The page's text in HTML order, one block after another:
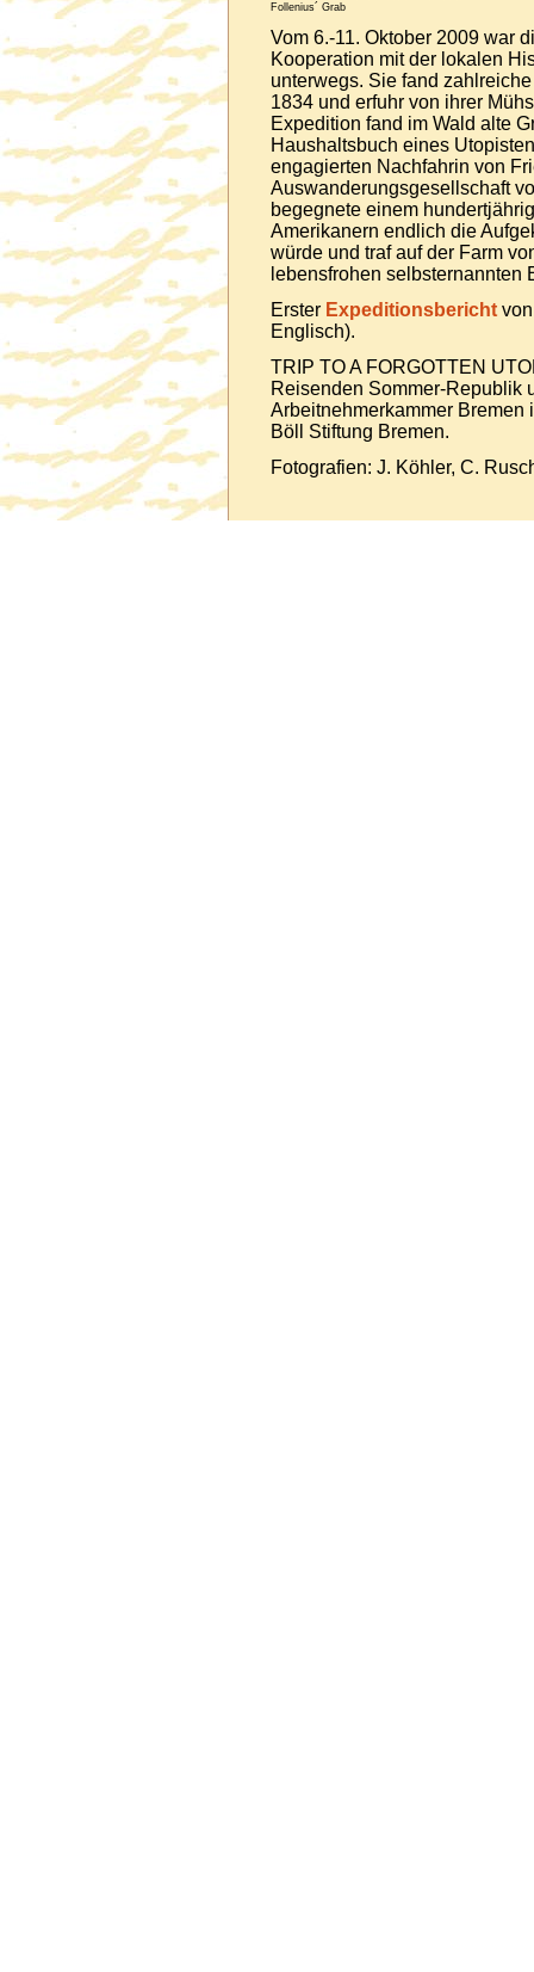
Follenius´ Grab
Vom 6.-11. Oktober 2009 war
Kooperation mit der lokalen
unterwegs. Sie fand
1834 und erfuhr von ihrer
Expedition fand im Wald alte
Haushaltsbuch eines
engagierten Nachfahrin von
Auswanderungsgesell­schaft
begegnete einem
Amerikanern endlich die
würde und traf auf der Farm
lebensfrohen selbsternannten
Erster Expeditionsbericht
Englisch).
TRIP TO A FORGOTTEN
Reisenden Sommer-Republik
Arbeitnehmerkammer
Böll Stiftung Bremen.
Fotografien: J. Köhler, C.